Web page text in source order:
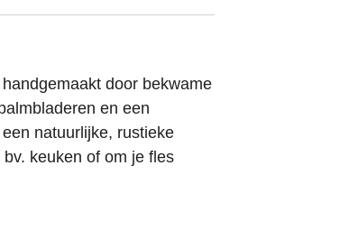
door bekwame
en een
natuurlijke, rustieke
keuken of om je fles